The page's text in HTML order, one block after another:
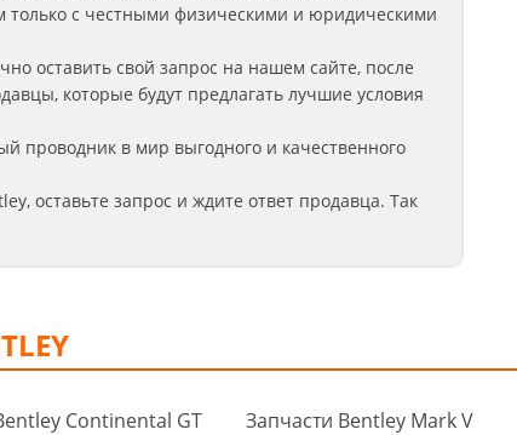
с честными физическими и юридическими
оставить свой запрос на нашем сайте, после
которые будут предлагать лучшие условия
проводник в мир выгодного и качественного
, оставьте запрос и ждите ответ продавца. Так
Continental GT
Запчасти Bentley Mark V